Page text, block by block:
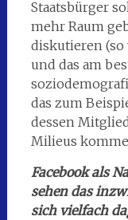
Staatsbürger
mehr Raum
diskutieren (so
und das am
das zum
dessen
Milieus
Facebook als
sehen das
sich vielfach